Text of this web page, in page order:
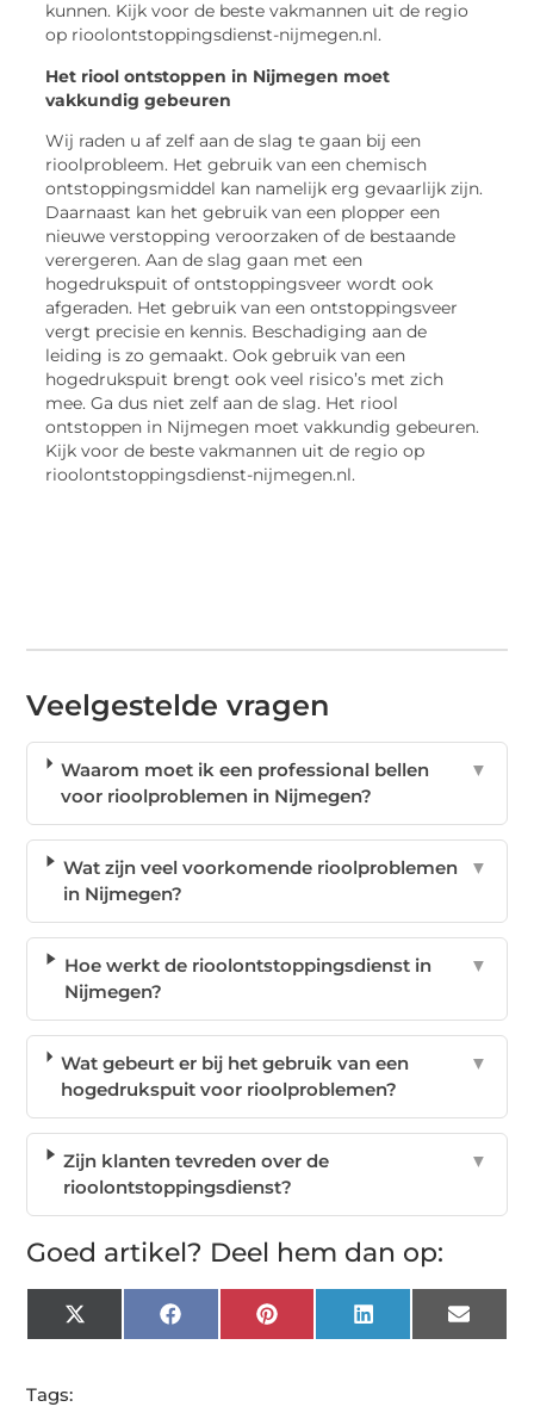
kunnen. Kijk voor de beste vakmannen uit de regio
op rioolontstoppingsdienst-nijmegen.nl.
Het riool ontstoppen in Nijmegen moet
vakkundig gebeuren
Wij raden u af zelf aan de slag te gaan bij een
rioolprobleem. Het gebruik van een chemisch
ontstoppingsmiddel kan namelijk erg gevaarlijk zijn.
Daarnaast kan het gebruik van een plopper een
nieuwe verstopping veroorzaken of de bestaande
verergeren. Aan de slag gaan met een
hogedrukspuit of ontstoppingsveer wordt ook
afgeraden. Het gebruik van een ontstoppingsveer
vergt precisie en kennis. Beschadiging aan de
leiding is zo gemaakt. Ook gebruik van een
hogedrukspuit brengt ook veel risico’s met zich
mee. Ga dus niet zelf aan de slag. Het riool
ontstoppen in Nijmegen moet vakkundig gebeuren.
Kijk voor de beste vakmannen uit de regio op
rioolontstoppingsdienst-nijmegen.nl.
Veelgestelde vragen
Waarom moet ik een professional bellen
voor rioolproblemen in Nijmegen?
▼
Wat zijn veel voorkomende rioolproblemen
in Nijmegen?
▼
Hoe werkt de rioolontstoppingsdienst in
Nijmegen?
▼
Wat gebeurt er bij het gebruik van een
hogedrukspuit voor rioolproblemen?
▼
Zijn klanten tevreden over de
rioolontstoppingsdienst?
▼
Goed artikel? Deel hem dan op:
X
(Twitter)
FacebookPinterest LinkedIn Email
Tags: